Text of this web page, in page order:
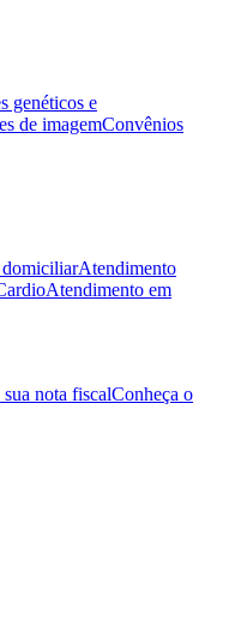
genéticos e
de imagemConvênios
Atendimento
Atendimento em
sua nota fiscalConheça o